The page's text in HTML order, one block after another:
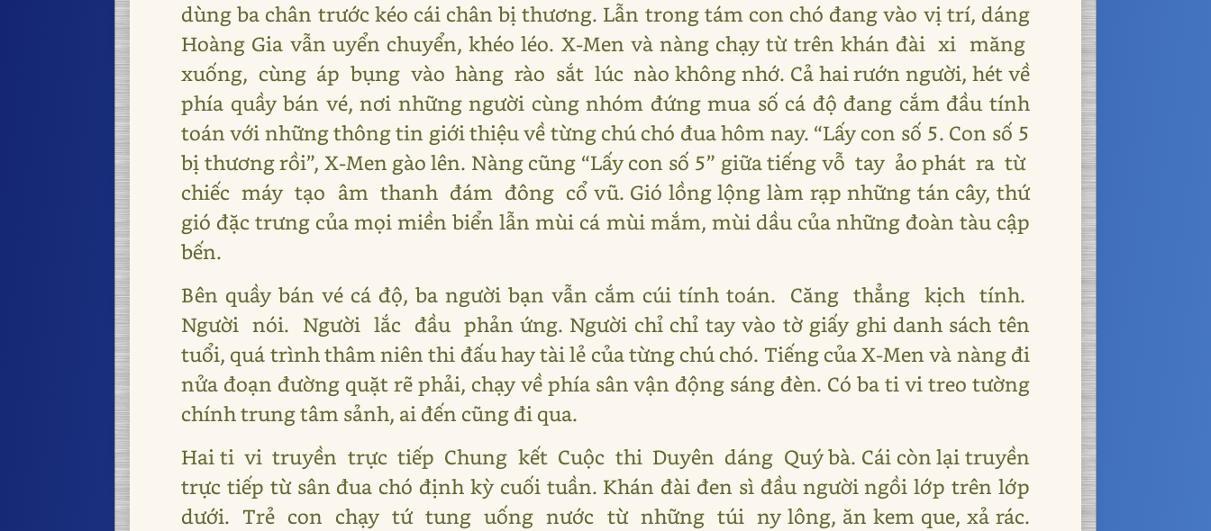
dùng ba chân trước kéo cái chân bị thương. Lẫn trong tám con chó đang vào vị trí, dáng
Hoàng Gia vẫn uyển chuyển, khéo léo. X-Men và nàng chạy từ trên khán đài xi măng
xuống, cùng áp bụng vào hàng rào sắt lúc nào không nhớ. Cả hai rướn người, hét về
phía quầy bán vé, nơi những người cùng nhóm đứng mua số cá độ đang cắm đầu tính
toán với những thông tin giới thiệu về từng chú chó đua hôm nay. “Lấy con số 5. Con số 5
bị thương rồi”, X-Men gào lên. Nàng cũng “Lấy con số 5” giữa tiếng vỗ tay ảo phát ra từ
chiếc máy tạo âm thanh đám đông cổ vũ. Gió lồng lộng làm rạp những tán cây, thứ
gió đặc trưng của mọi miền biển lẫn mùi cá mùi mắm, mùi dầu của những đoàn tàu cập
bến.
Bên quầy bán vé cá độ, ba người bạn vẫn cắm cúi tính toán. Căng thẳng kịch tính.
Người nói. Người lắc đầu phản ứng. Người chỉ chỉ tay vào tờ giấy ghi danh sách tên
tuổi, quá trình thâm niên thi đấu hay tài lẻ của từng chú chó. Tiếng của X-Men và nàng đi
nửa đoạn đường quặt rẽ phải, chạy về phía sân vận động sáng đèn. Có ba ti vi treo tường
chính trung tâm sảnh, ai đến cũng đi qua.
Hai ti vi truyền trực tiếp Chung kết Cuộc thi Duyên dáng Quý bà. Cái còn lại truyền
trực tiếp từ sân đua chó định kỳ cuối tuần. Khán đài đen sì đầu người ngồi lớp trên lớp
dưới. Trẻ con chạy tứ tung uống nước từ những túi ny lông, ăn kem que, xả rác.